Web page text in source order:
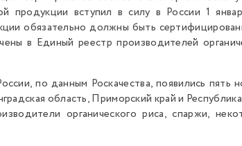
продукции вступил в силу в России 1
обязательно должны быть
в Единый реестр производителей
по данным Роскачества, появились пять
область, Приморский край и
органического риса, спаржи,